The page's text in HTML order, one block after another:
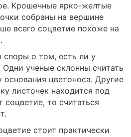
Крошечные ярко-желтые
собраны на вершине
всего соцветие похоже на
споры о том, есть ли у
ученые склонны считать
цветоноса. Другие
листочек находится под
соцветие, то считаться
стоит практически